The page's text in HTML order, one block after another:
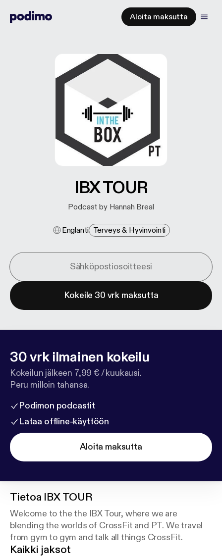
Aloita maksutta
IBX TOUR
Podcast by Hannah Breal
Englanti Terveys & Hyvinvointi
Kokeile 30 vrk maksutta
30 vrk ilmainen kokeilu
Kokeilun jälkeen 7,99 € / kuukausi.
Peru milloin tahansa.
Podimon podcastit
Lataa offline-käyttöön
Aloita maksutta
Tietoa IBX TOUR
Welcome to the the IBX Tour, where we are
blending the worlds of CrossFit and PT. We travel
from gym to gym and talk all things CrossFit.
Kaikki jaksot